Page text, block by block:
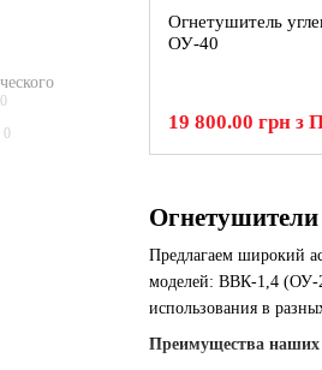
Предлагаем широкий
моделей: ВВК-1,4
использования в
Преимущества наших
Огнетушитель
ОУ-40
19 800.00 грн з
0
0